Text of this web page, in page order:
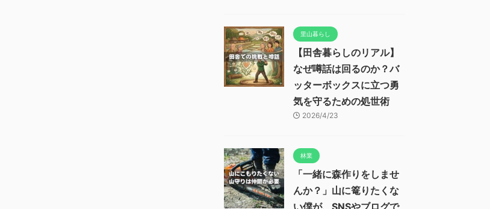
里山暮らし
【田舎暮らしのリアル】
なぜ噂話は回るのか？バ
ッターボックスに立つ勇
気を守るための処世術
2026/4/23
林業
「一緒に森作りをしませ
んか？」山に篭りたくな
い僕が、SNSやブログで